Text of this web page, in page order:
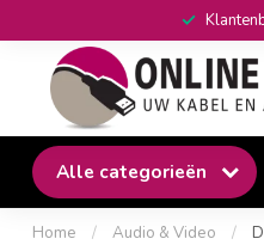
Alle categorieën
Home / Audio & Video /